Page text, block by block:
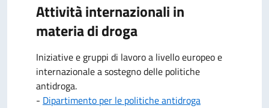
Attività internazionali in
materia di droga
Iniziative e gruppi di lavoro a livello europeo e
internazionale a sostegno delle politiche
antidroga.
- Dipartimento per le politiche antidroga